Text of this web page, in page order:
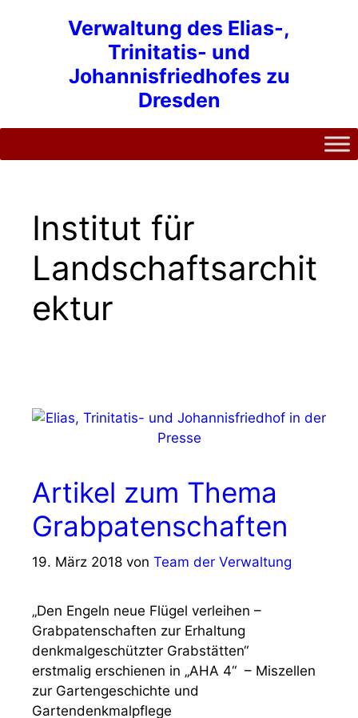
Verwaltung des Elias-,
Trinitatis- und
Johannisfriedhofes zu
Dresden
Institut für
Landschaftsarchit
ektur
Artikel zum Thema
Grabpatenschaften
19. März 2018 von Team der Verwaltung
„Den Engeln neue Flügel verleihen –
Grabpatenschaften zur Erhaltung
denkmalgeschützter Grabstätten“
erstmalig erschienen in „AHA 4“ – Miszellen
zur Gartengeschichte und
Gartendenkmalpflege